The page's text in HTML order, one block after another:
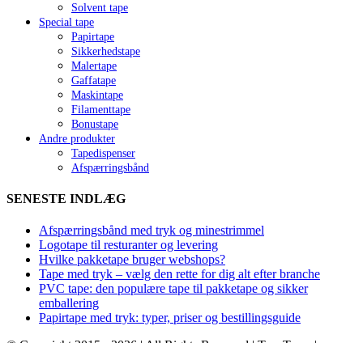
Solvent tape
Special tape
Papirtape
Sikkerhedstape
Malertape
Gaffatape
Maskintape
Filamenttape
Bonustape
Andre produkter
Tapedispenser
Afspærringsbånd
SENESTE INDLÆG
Afspærringsbånd med tryk og minestrimmel
Logotape til resturanter og levering
Hvilke pakketape bruger webshops?
Tape med tryk – vælg den rette for dig alt efter branche
PVC tape: den populære tape til pakketape og sikker
emballering
Papirtape med tryk: typer, priser og bestillingsguide